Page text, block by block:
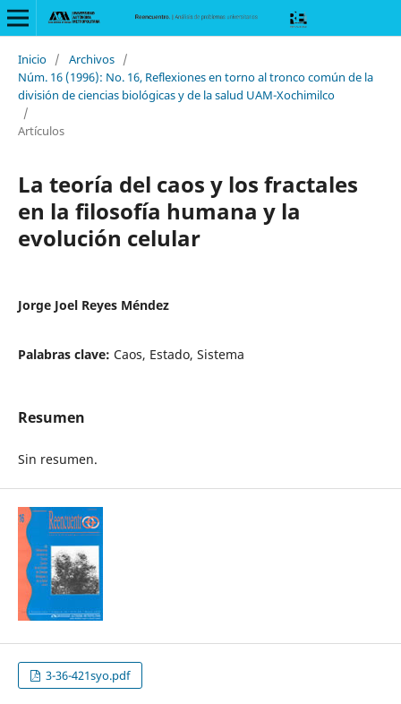
Inicio / Archivos /
Núm. 16 (1996): No. 16, Reflexiones en torno al tronco común de la
división de ciencias biológicas y de la salud UAM-Xochimilco
/
Artículos
La teoría del caos y los fractales
en la filosofía humana y la
evolución celular
Jorge Joel Reyes Méndez
Palabras clave: Caos, Estado, Sistema
Resumen
Sin resumen.
3-36-421syo.pdf